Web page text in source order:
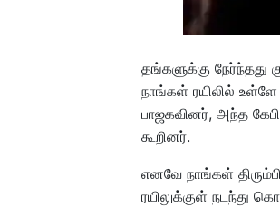
தங்களுக்கு நேர்ந்தது
நாங்கள் ரயிலில்
பாஜகவினர், அந்த
கூறினர்.
எனவே நாங்கள்
ரயிலுக்குள் நடந்து